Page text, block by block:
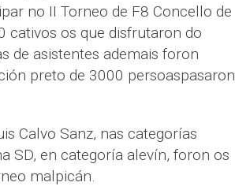
no II Torneo de F8 Concello de
cativos os que disfrutaron do
de asistentes ademais foron
preto de 3000 persoaspasaron
Calvo Sanz, nas categorías
SD, en categoría alevín, foron os
malpicán.